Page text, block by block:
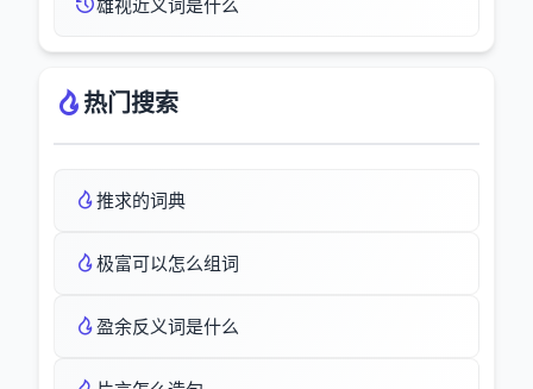
雄视近义词是什么
热门搜索
推求的词典
极富可以怎么组词
盈余反义词是什么